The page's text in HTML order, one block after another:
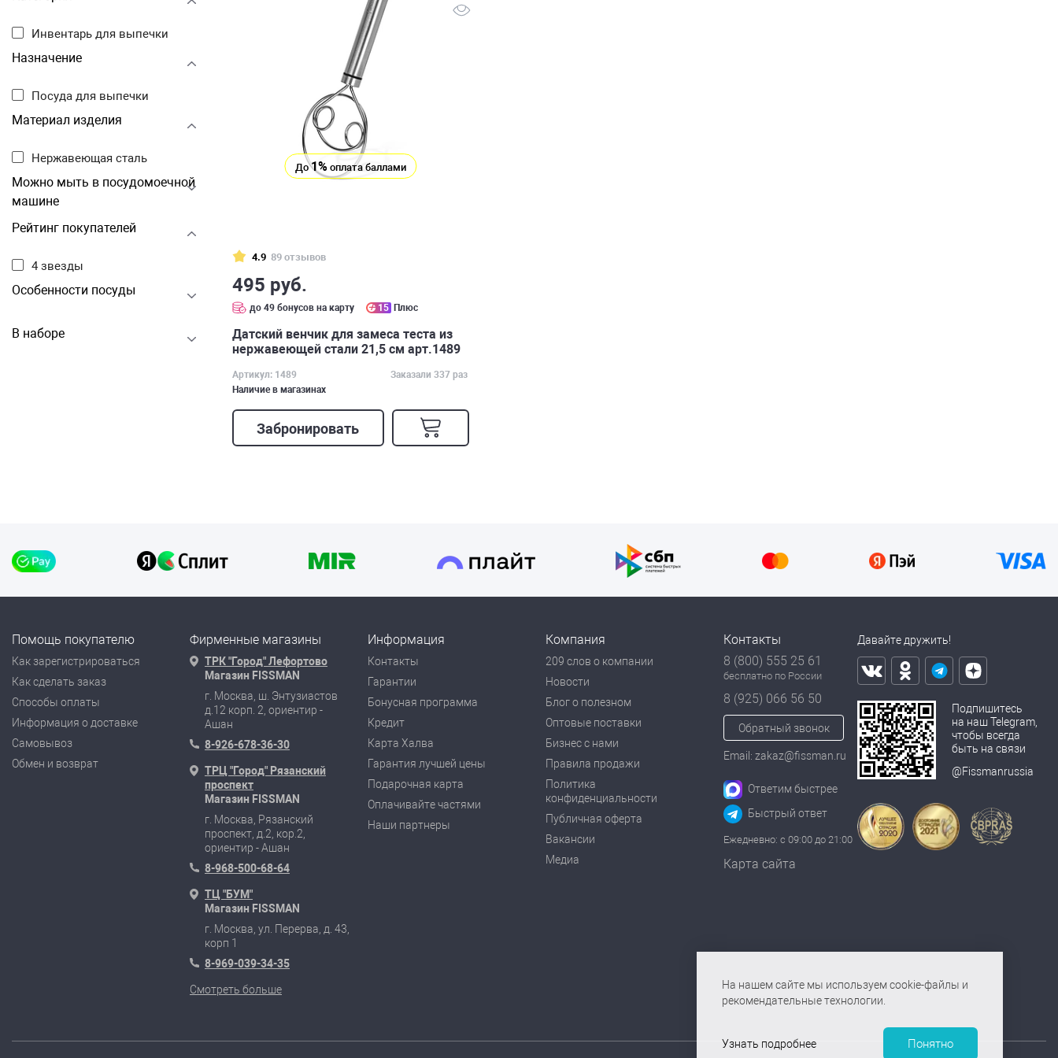
Инвентарь для выпечки
Назначение
Посуда для выпечки
Материал изделия
Нержавеющая сталь
Можно мыть в посудомоечной
машине
Рейтинг покупателей
4 звезды
Особенности посуды
В наборе
До1% оплата баллами
4.9 89 отзывов
495 руб.
до 49 бонусов на карту 15 Плюс
Датский венчик для замеса теста из
нержавеющей стали 21,5 см арт.1489
Артикул: 1489
Заказали 337 раз
Наличие в магазинах
Забронировать
Помощь покупателю
Как зарегистрироваться
Как сделать заказ
Способы оплаты
Информация о доставке
Самовывоз
Обмен и возврат
Фирменные магазины
ТРК "Город" Лефортово
Магазин FISSMAN
г. Москва, ш. Энтузиастов
д.12 корп. 2, ориентир -
Ашан
8-926-678-36-30
ТРЦ "Город" Рязанский
проспект
Магазин FISSMAN
г. Москва, Рязанский
проспект, д.2, кор.2,
ориентир - Ашан
8-968-500-68-64
ТЦ "БУМ"
Магазин FISSMAN
г. Москва, ул. Перерва, д. 43,
корп 1
8-969-039-34-35
Смотреть больше
Информация
Контакты
Гарантии
Бонусная программа
Кредит
Карта Халва
Гарантия лучшей цены
Подарочная карта
Оплачивайте частями
Наши партнеры
Компания
209 слов о компании
Новости
Блог о полезном
Оптовые поставки
Бизнес с нами
Правила продажи
Политика
конфиденциальности
Публичная оферта
Вакансии
Медиа
Контакты
8 (800) 555 25 61
бесплатно по России
8 (925) 066 56 50
Обратный звонок
Email: zakaz@fissman.ru
Ответим быстрее
Быстрый ответ
Ежедневно: с 09:00 до 21:00
Карта сайта
Давайте дружить!
Подпишитесь
на наш Telegram,
чтобы всегда
быть на связи
@Fissmanrussia
На нашем сайте мы используем cookie-файлы и
рекомендательные технологии.
Узнать подробнее Понятно